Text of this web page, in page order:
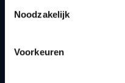
Noodzakelijk
Voorkeuren
Snel naar